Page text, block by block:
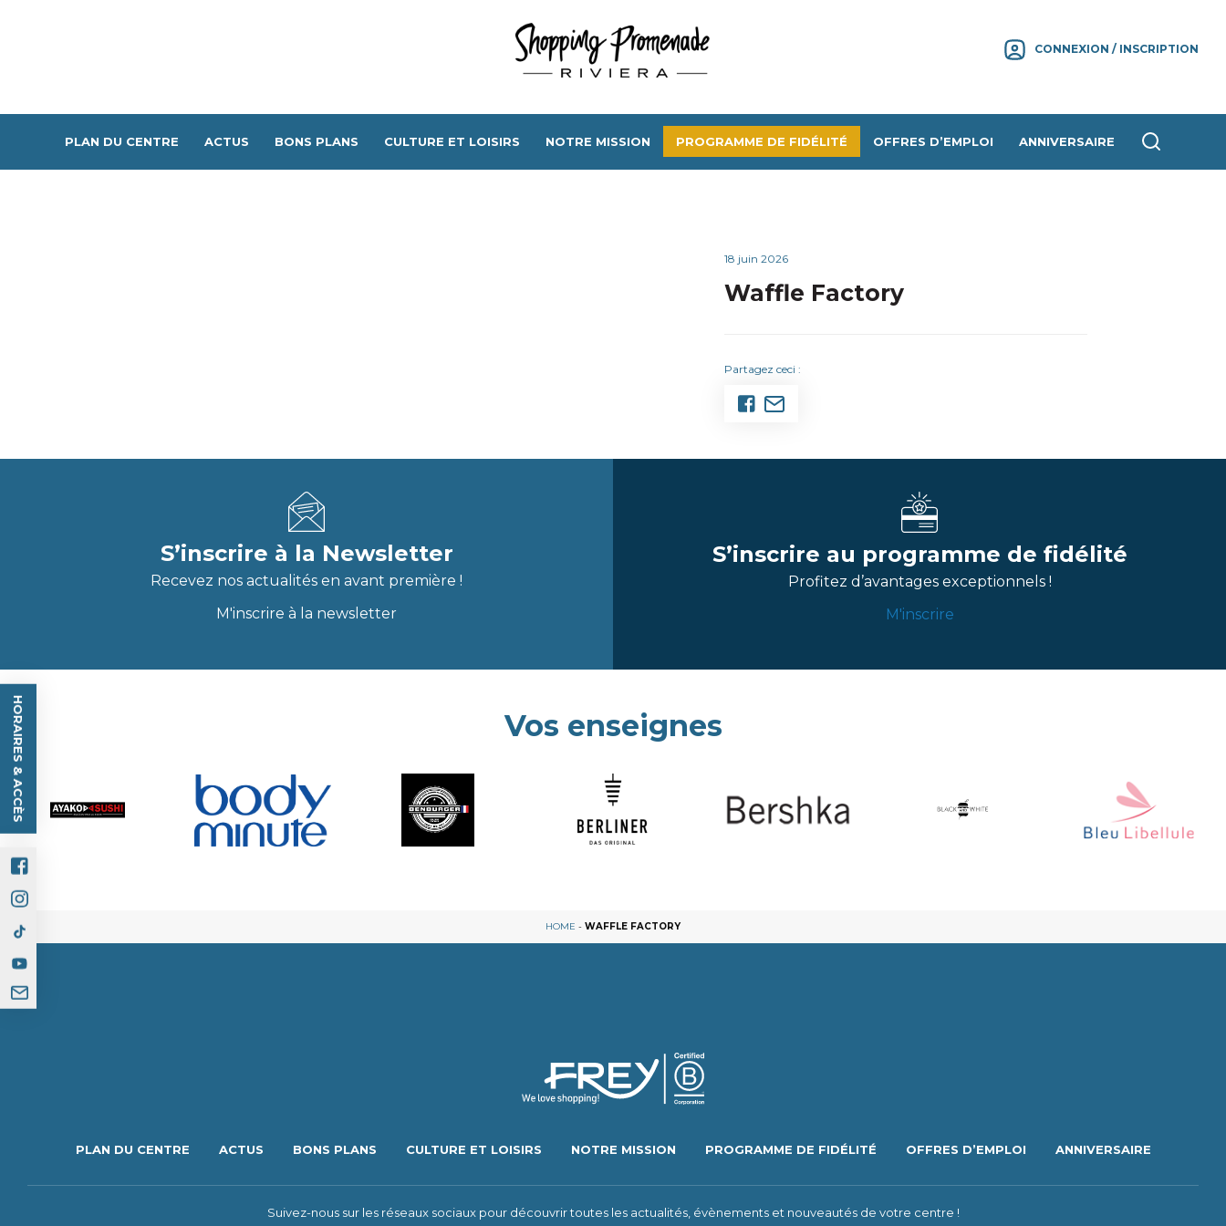
CONNEXION / INSCRIPTION
PLAN DU CENTRE ACTUS BONS PLANS CULTURE ET LOISIRS NOTRE MISSION PROGRAMME DE FIDÉLITÉ OFFRES D’EMPLOI ANNIVERSAIRE
18 juin 2026
Waffle Factory
Partagez ceci :
HORAIRES & ACCÈS
S’inscrire à la Newsletter
Recevez nos actualités en avant première !
M'inscrire à la newsletter
S’inscrire au programme de fidélité
Profitez d’avantages exceptionnels !
M'inscrire
Vos enseignes
HOME - WAFFLE FACTORY
PLAN DU CENTRE ACTUS BONS PLANS CULTURE ET LOISIRS NOTRE MISSION PROGRAMME DE FIDÉLITÉ OFFRES D’EMPLOI ANNIVERSAIRE
Suivez-nous sur les réseaux sociaux pour découvrir toutes les actualités, évènements et nouveautés de votre centre !